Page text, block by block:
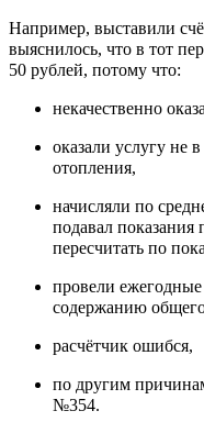
Например, выставили
выяснилось, что в тот
50 рублей, потому что:
некачественно
оказали услугу не
отопления,
начисляли по
подавал
пересчитать по
провели
содержанию
расчётчик ошибся,
по другим
№354.